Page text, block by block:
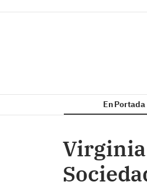
En Portada
Virginia